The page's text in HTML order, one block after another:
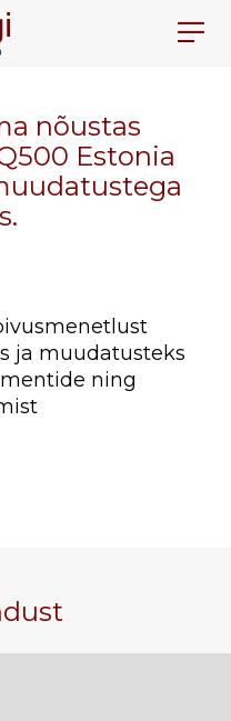
nõustas
Estonia
ja muudatusteks
ning